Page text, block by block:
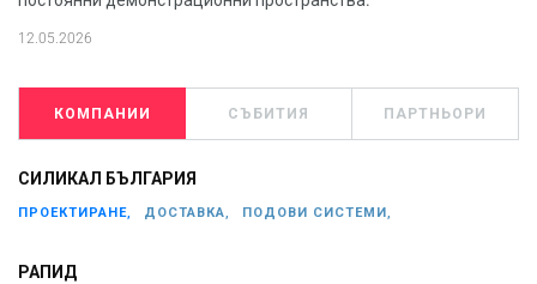
12.05.2026
КОМПАНИИ СЪБИТИЯ ПАРТНЬОРИ
СИЛИКАЛ БЪЛГАРИЯ
ПРОЕКТИРАНЕ, ДОСТАВКА, ПОДОВИ СИСТЕМИ,
РАПИД